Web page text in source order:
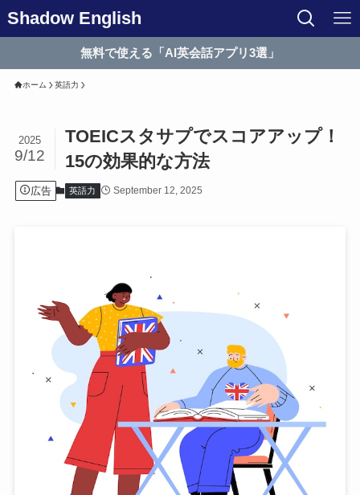
Shadow English
無料で使える「AI英会話アプリ3選」
ホーム 英語力
TOEICスタサプでスコアアップ！
15の効果的な方法
2025
9/12
広告 英語力 September 12, 2025